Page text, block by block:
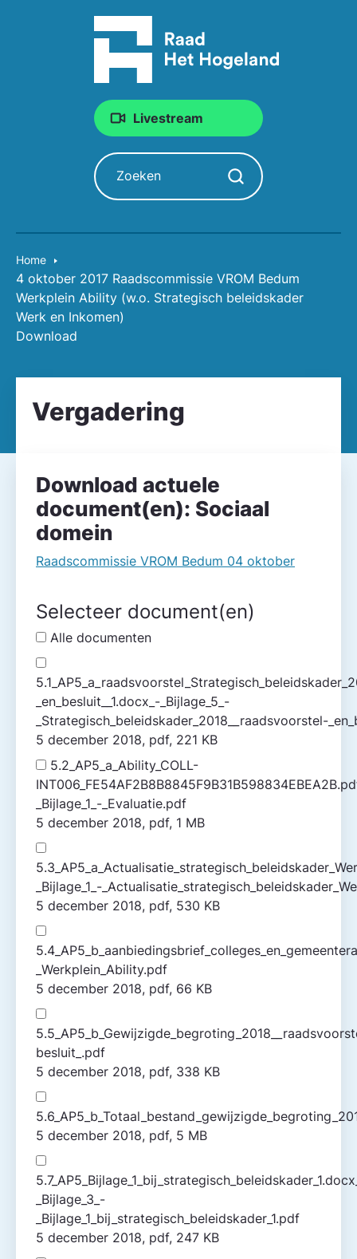
Livestream
Zoeken
Zoekopdracht starten
Home
4 oktober 2017 Raadscommissie VROM Bedum
Werkplein Ability (w.o. Strategisch beleidskader
Werk en Inkomen)
Download
Vergadering
Download actuele
document(en): Sociaal
domein
Raadscommissie VROM Bedum 04 oktober
Selecteer document(en)
Alle documenten
_en_besluit__1.docx_-_Bijlage_5_-
_Strategisch_beleidskader_2018__raadsvoorstel-
5 december 2018, pdf, 221 KB
5.2_AP5_a_Ability_COLL-
_Bijlage_1_-_Evaluatie.pdf
5 december 2018, pdf, 1 MB
_Bijlage_1_-
5 december 2018, pdf, 530 KB
_Werkplein_Ability.pdf
5 december 2018, pdf, 66 KB
besluit_.pdf
5 december 2018, pdf, 338 KB
5 december 2018, pdf, 5 MB
_Bijlage_3_-
_Bijlage_1_bij_strategisch_beleidskader_1.pdf
5 december 2018, pdf, 247 KB